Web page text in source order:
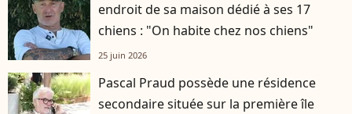
endroit de sa maison dédié à ses 17
chiens : "On habite chez nos chiens"
25 juin 2026
Pascal Praud possède une résidence
secondaire située sur la première île